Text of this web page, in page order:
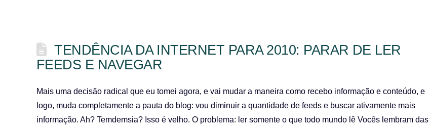
TENDÊNCIA DA INTERNET PARA 2010: PARAR DE LER
FEEDS E NAVEGAR
Mais uma decisão radical que eu tomei agora, e vai mudar a maneira como recebo informação e conteúdo, e
logo, muda completamente a pauta do blog: vou diminuir a quantidade de feeds e buscar ativamente mais
informação. Ah? Temdemsia? Isso é velho. O problema: ler somente o que todo mundo lê Vocês lembram das